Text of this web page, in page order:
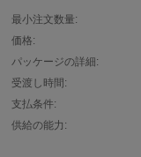
最小注文数量:
価格:
パッケージの詳細:
受渡し時間:
支払条件:
供給の能力: